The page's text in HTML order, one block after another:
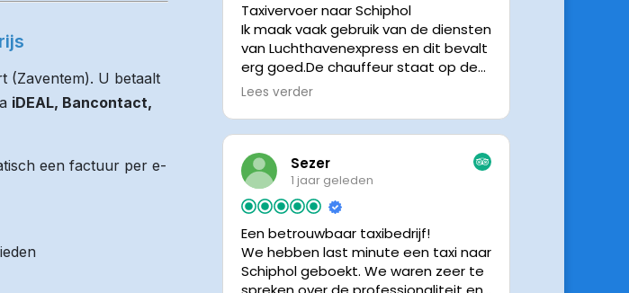
(Zaventem). U betaalt
iDEAL, Bancontact,
een factuur per e-
Taxivervoer naar Schiphol
Ik maak vaak gebruik van de diensten
van Luchthavenexpress en dit bevalt
erg goed.De chauffeur staat op de
afgesproken tijd klaar om je op te
neemt de chauffeur direct contact
staat.Altijd nette chauffeurs, en in
mijn geval is het voordeliger dan
parkeren op P3 bij 9 dagen parkeren.
En dan hopen dat je auto geen
schade heeft ivm de krappe
parkeervakken. Ik beveel
Luchthavenexpress dan ook zeker
Lees verder
Sezer
1 jaar geleden
Een betrouwbaar taxibedrijf!
We hebben last minute een taxi naar
Schiphol geboekt. We waren zeer te